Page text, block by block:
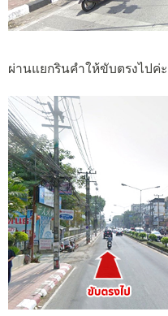
ผ่านแยกรินคำให้ขับตรงไปค่ะ